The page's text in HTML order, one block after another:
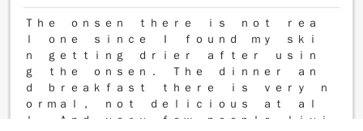
Ｔｈｅ ｏｎｓｅｎ ｔｈｅｒｅ ｉｓ ｎｏｔ ｒｅａ
ｌ ｏｎｅ ｓｉｎｃｅ Ｉ ｆｏｕｎｄ ｍｙ ｓｋｉ
ｎ ｇｅｔｔｉｎｇ ｄｒｉｅｒ ａｆｔｅｒ ｕｓｉｎ
ｇ ｔｈｅ ｏｎｓｅｎ． Ｔｈｅ ｄｉｎｎｅｒ ａｎ
ｄ ｂｒｅａｋｆａｓｔ ｔｈｅｒｅ ｉｓ ｖｅｒｙ ｎ
ｏｒｍａｌ， ｎｏｔ ｄｅｌｉｃｉｏｕｓ ａｔ ａｌ
ｌ． Ａｎｄ ｖｅｒｙ ｆｅｗ ｐｅｏｐｌｅ ｌｉｖｉ